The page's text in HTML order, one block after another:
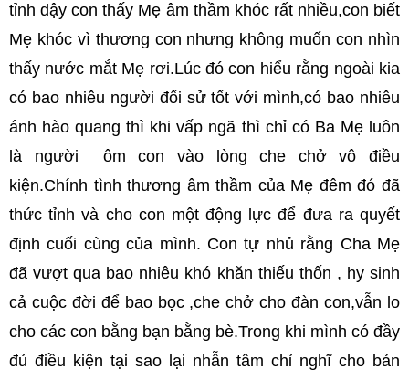
tỉnh dậy con thấy Mẹ âm thầm khóc rất nhiều,con biết
Mẹ khóc vì thương con nhưng không muốn con nhìn
thấy nước mắt Mẹ rơi.Lúc đó con hiểu rằng ngoài kia
có bao nhiêu người đối sử tốt với mình,có bao nhiêu
ánh hào quang thì khi vấp ngã thì chỉ có Ba Mẹ luôn
là người ôm con vào lòng che chở vô điều
kiện.Chính tình thương âm thầm của Mẹ đêm đó đã
thức tỉnh và cho con một động lực để đưa ra quyết
định cuối cùng của mình. Con tự nhủ rằng Cha Mẹ
đã vượt qua bao nhiêu khó khăn thiếu thốn , hy sinh
cả cuộc đời để bao bọc ,che chở cho đàn con,vẫn lo
cho các con bằng bạn bằng bè.Trong khi mình có đầy
đủ điều kiện tại sao lại nhẫn tâm chỉ nghĩ cho bản